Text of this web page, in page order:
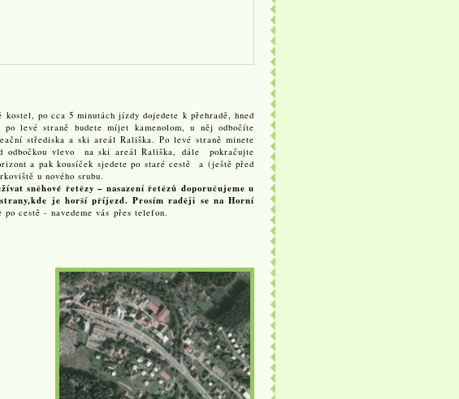
po cca 5 minutách jízdy dojedete k přehradě, hned
levé straně budete míjet kamenolom, u něj odbočíte
střediska a ski areál Rališka. Po levé straně minete
odbočkou vlevo na ski areál Rališka, dále pokračujte
a pak kousíček sjedete po staré cestě a (ještě před
u nového srubu.
sněhové řetězy – nasazení řetězů doporučujeme u
strany,kde je horší příjezd. Prosím raději se na Horní
po cestě - navedeme vás přes telefon.